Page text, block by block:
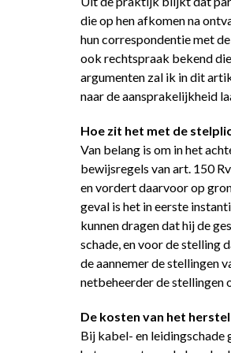
die op hen afkomen na
hun correspondentie met
ook rechtspraak bekend
argumenten zal ik in dit
naar de aansprakelijkheid
Hoe zit het met de
Van belang is om in het
bewijsregels van art. 150
en vordert daarvoor op
geval is het in eerste
kunnen dragen dat hij de
schade, en voor de stelling
de aannemer de stellingen
netbeheerder de stellingen
De kosten van het herstel
Bij kabel- en leidingschade